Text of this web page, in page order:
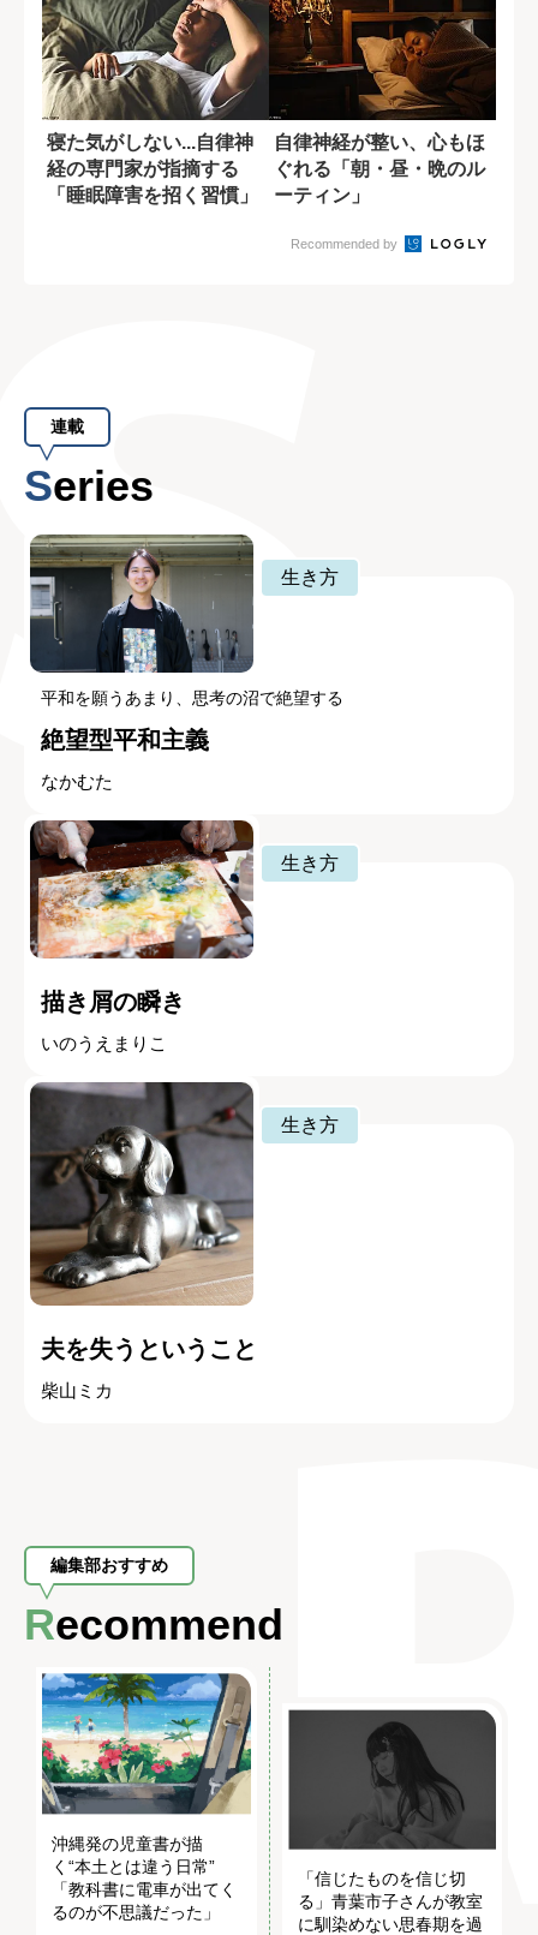
寝た気がしない...自律神
経の専門家が指摘する
「睡眠障害を招く習慣」
自律神経が整い、心もほ
ぐれる「朝・昼・晩のル
ーティン」
Recommended by
連載
Series
生き方
平和を願うあまり、思考の沼で絶望する
絶望型平和主義
なかむた
生き方
描き屑の瞬き
いのうえまりこ
生き方
夫を失うということ
柴山ミカ
編集部おすすめ
Recommend
沖縄発の児童書が描
く“本土とは違う日常”
「教科書に電車が出てく
るのが不思議だった」
「信じたものを信じ切
る」青葉市子さんが教室
に馴染めない思春期を過